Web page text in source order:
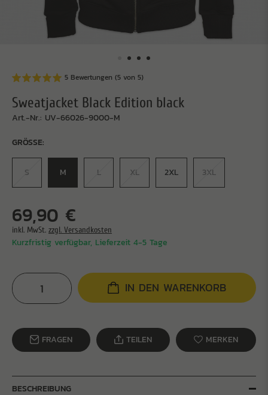
5 Bewertungen (5 von 5)
Sweatjacket Black Edition black
Art.-Nr.: UV-66026-9000-M
GRÖSSE:
S M L XL 2XL 3XL
69,90 €
inkl. MwSt. zzgl. Versandkosten
Kurzfristig verfügbar, Lieferzeit 4-5 Tage
IN DEN WARENKORB
FRAGEN TEILEN MERKEN
BESCHREIBUNG